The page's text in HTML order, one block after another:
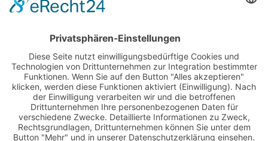
Nutzungsbedingungen
Über Uns
Datenschutz
Kontakt
Impressum